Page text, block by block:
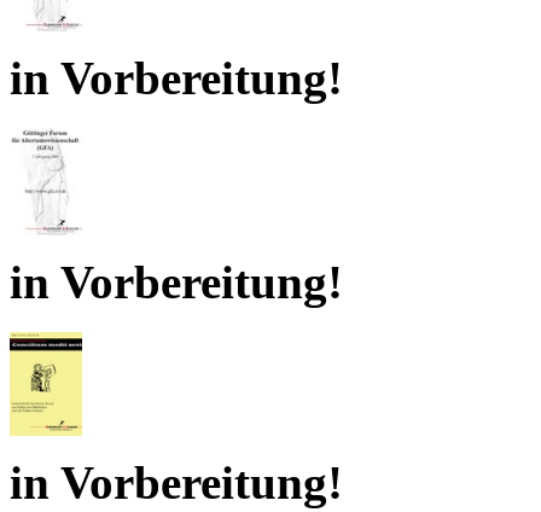
in Vorbereitung!
in Vorbereitung!
in Vorbereitung!